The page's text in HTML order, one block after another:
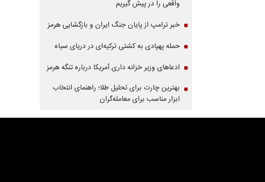
واقعی را در پیش گیریم
خبر ترامپ از پایان جنگ ایران و بازگشایی هرمز
حمله پهپادی به کشتی ترکیه‌ای در دریای سیاه
ادعاهای وزیر خزانه داری آمریکا درباره تنگه هرمز
بهترین چارت برای تحلیل طلا؛ راهنمای انتخاب
ابزار مناسب برای معامله‌گران